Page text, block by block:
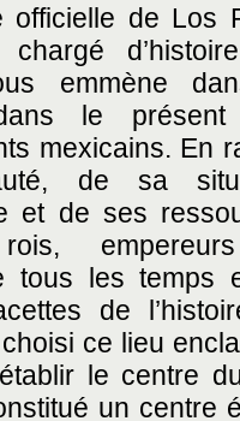
officielle de Los
emmène
le présent
mexicains. En
de sa
et de ses
rois,
tous les temps
de
ce lieu
le centre
un centre